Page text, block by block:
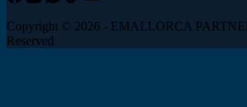
Copyright © 2026 - EMALLORCA
Reserved